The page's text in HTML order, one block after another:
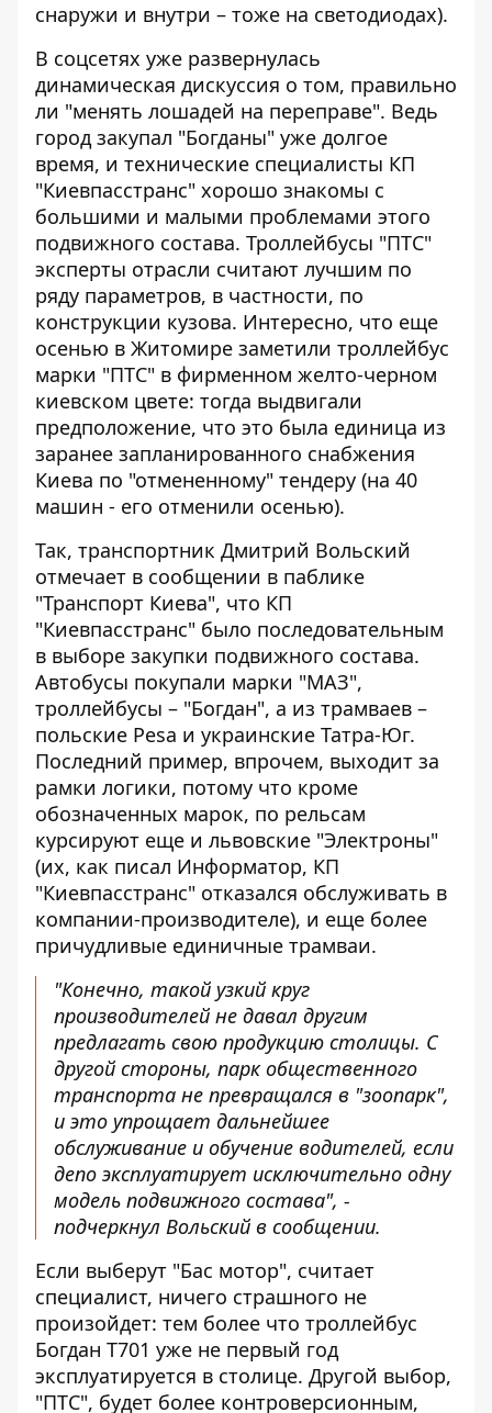
снаружи и внутри – тоже на светодиодах).
В соцсетях уже развернулась
динамическая дискуссия о том, правильно
ли "менять лошадей на переправе". Ведь
город закупал "Богданы" уже долгое
время, и технические специалисты КП
"Киевпасстранс" хорошо знакомы с
большими и малыми проблемами этого
подвижного состава. Троллейбусы "ПТС"
эксперты отрасли считают лучшим по
ряду параметров, в частности, по
конструкции кузова. Интересно, что еще
осенью в Житомире заметили троллейбус
марки "ПТС" в фирменном желто-черном
киевском цвете: тогда выдвигали
предположение, что это была единица из
заранее запланированного снабжения
Киева по "отмененному" тендеру (на 40
машин - его отменили осенью).
Так, транспортник Дмитрий Вольский
отмечает в сообщении в паблике
"Транспорт Киева", что КП
"Киевпасстранс" было последовательным
в выборе закупки подвижного состава.
Автобусы покупали марки "МАЗ",
троллейбусы – "Богдан", а из трамваев –
польские Pesa и украинские Татра-Юг.
Последний пример, впрочем, выходит за
рамки логики, потому что кроме
обозначенных марок, по рельсам
курсируют еще и львовские "Электроны"
(их, как писал Информатор, КП
"Киевпасстранс" отказался обслуживать в
компании-производителе), и еще более
причудливые единичные трамваи.
"Конечно, такой узкий круг
производителей не давал другим
предлагать свою продукцию столицы. С
другой стороны, парк общественного
транспорта не превращался в "зоопарк",
и это упрощает дальнейшее
обслуживание и обучение водителей, если
депо эксплуатирует исключительно одну
модель подвижного состава", -
подчеркнул Вольский в сообщении.
Если выберут "Бас мотор", считает
специалист, ничего страшного не
произойдет: тем более что троллейбус
Богдан Т701 уже не первый год
эксплуатируется в столице. Другой выбор,
"ПТС", будет более контроверсионным,